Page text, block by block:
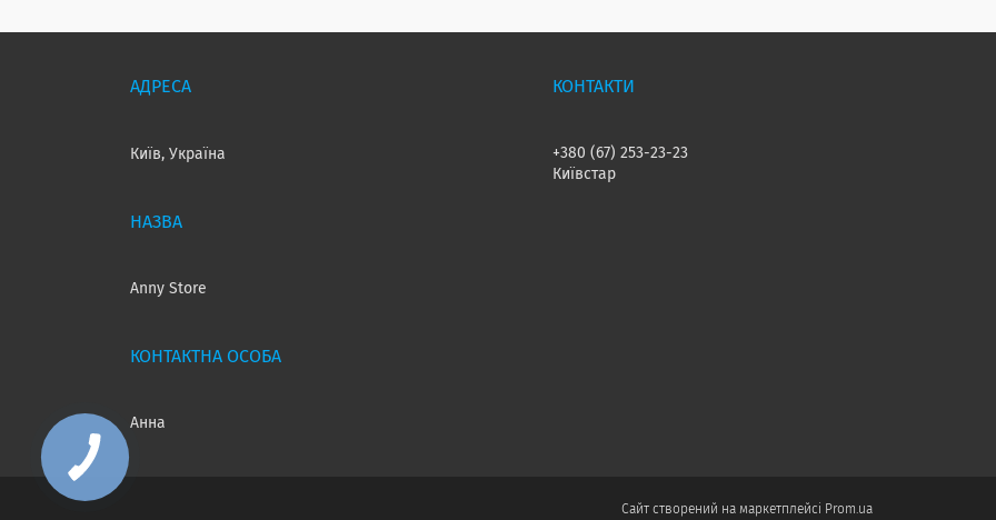
Київ, Україна
Anny Store
Анна
+380 (67) 253-23-23
Київстар
Сайт створений на маркетплейсі Prom.ua